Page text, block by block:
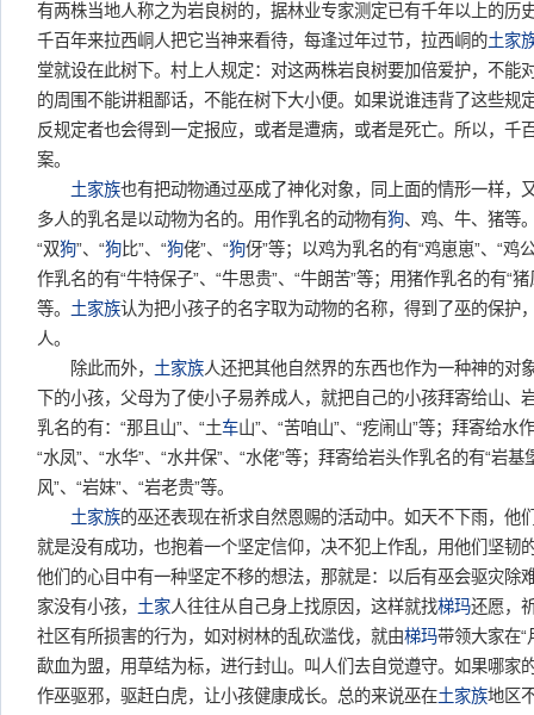
有两株当地人称之为岩良树的，据林业专家测定已有千年以上的历
千百年来拉西峒人把它当神来看待，每逢过年过节，拉西峒的土家
堂就设在此树下。村上人规定：对这两株岩良树要加倍爱护，不能
的周围不能讲粗鄙话，不能在树下大小便。如果说谁违背了这些规
反规定者也会得到一定报应，或者是遭病，或者是死亡。所以，千
案。
土家族也有把动物通过巫成了神化对象，同上面的情形一样，
多人的乳名是以动物为名的。用作乳名的动物有狗、鸡、牛、猪等
“双狗”、“狗比”、“狗佬”、“狗伢”等；以鸡为乳名的有“鸡崽崽”、“鸡
作乳名的有“牛特保子”、“牛思贵”、“牛朗苦”等；用猪作乳名的有“猪
等。 土家族认为把小孩子的名字取为动物的名称，得到了巫的保护
人。
除此而外， 土家族人还把其他自然界的东西也作为一种神的对
下的小孩，父母为了使小子易养成人，就把自己的小孩拜寄给山、
乳名的有：“那且山”、“土车山”、“苦咱山”、“疙闹山”等；拜寄给水
“水凤”、“水华”、“水井保”、“水佬”等；拜寄给岩头作乳名的有“岩基
风”、“岩妹”、“岩老贵”等。
土家族的巫还表现在祈求自然恩赐的活动中。如天不下雨，他
就是没有成功，也抱着一个坚定信仰，决不犯上作乱，用他们坚韧
他们的心目中有一种坚定不移的想法，那就是：以后有巫会驱灾除
家没有小孩， 土家人往往从自己身上找原因，这样就找梯玛还愿，
社区有所损害的行为，如对树林的乱砍滥伐，就由梯玛带领大家在“
歃血为盟，用草结为标，进行封山。叫人们去自觉遵守。如果哪家
作巫驱邪，驱赶白虎，让小孩健康成长。总的来说巫在土家族地区